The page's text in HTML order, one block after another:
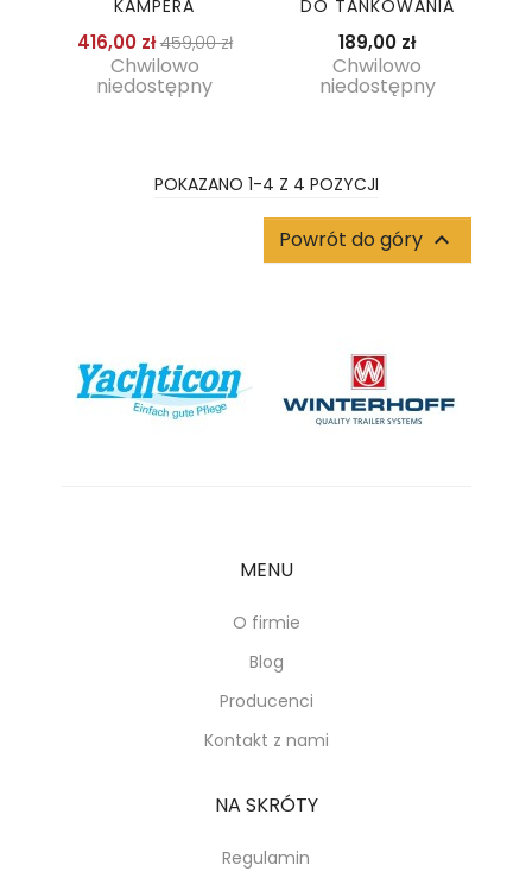
KAMPERA
416,00 złCena podstawowa
459,00 złCena
Chwilowo
niedostępny
DO TANKOWANIA
189,00 złCena
Chwilowo
niedostępny
POKAZANO 1-4 Z 4 POZYCJI
Powrót do góry 
MENU
O firmie
Blog
Producenci
Kontakt z nami
NA SKRÓTY
Regulamin